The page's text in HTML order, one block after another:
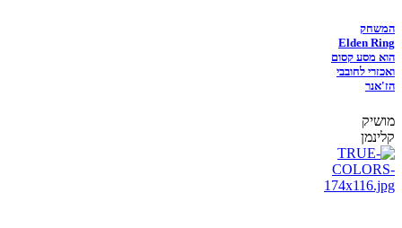
המשחק
Elden Ring
הוא מסע קסום
ואכזרי לחובבי
הז'אנר
מושיק
קלינמן